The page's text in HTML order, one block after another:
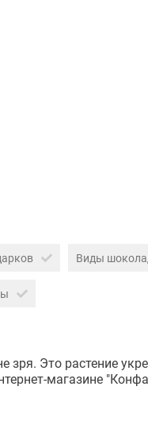
Виды
Это растение
магазине